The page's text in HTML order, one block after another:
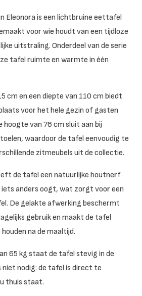
Eleonora is een lichtbruine eettafel
voor wie houdt van een tijdloze
uitstraling. Onderdeel van de serie
tafel ruimte en warmte in één
cm en een diepte van 110 cm biedt
voor het hele gezin of gasten
hoogte van 76 cm sluit aan bij
waardoor de tafel eenvoudig te
zitmeubels uit de collectie.
de tafel een natuurlijke houtnerf
anders oogt, wat zorgt voor een
De gelakte afwerking beschermt
gebruik en maakt de tafel
na de maaltijd.
65 kg staat de tafel stevig in de
nodig: de tafel is direct te
thuis staat.